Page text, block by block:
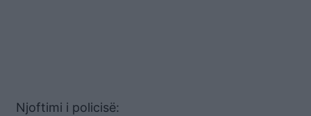
Njoftimi i policisë: